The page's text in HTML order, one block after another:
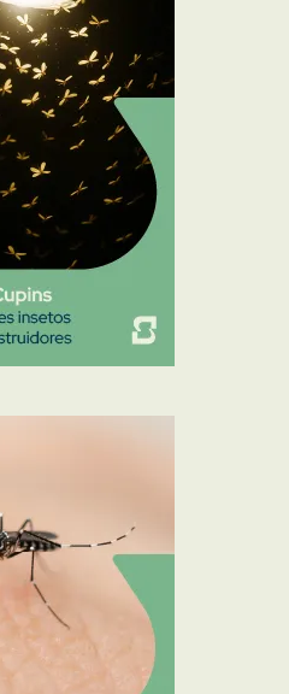
de Cama
Carrapatos
Traças